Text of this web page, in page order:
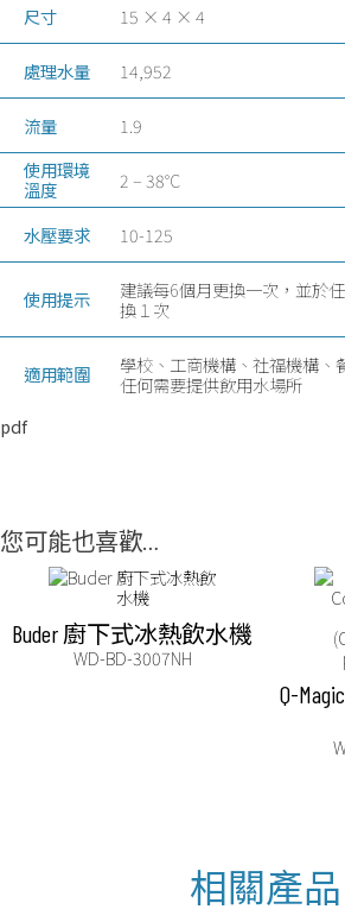
尺寸 15 × 4 × 4
處理水量 14,952
流量
1.9
使用環境
溫度
2 – 38°C
水壓要求 10-125
使用提示
建議每6個月更換一次，並於
換１次
適用範圍
學校、工商機構、社福機構、
任何需要提供飲用水場所
pdf
您可能也喜歡…
Buder 廚下式冰熱飲水機
WD-BD-3007NH
Q-